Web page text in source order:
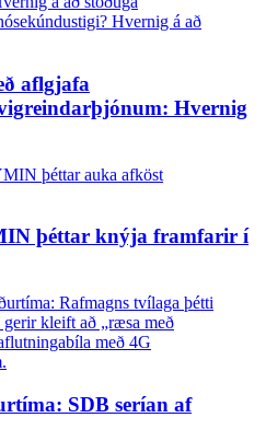
aflgjafa
Hvernig
þéttar knýja framfarir í
SDB serían af